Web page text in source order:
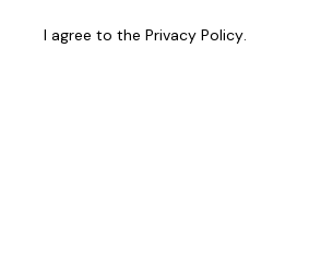
I agree to the Privacy Policy.